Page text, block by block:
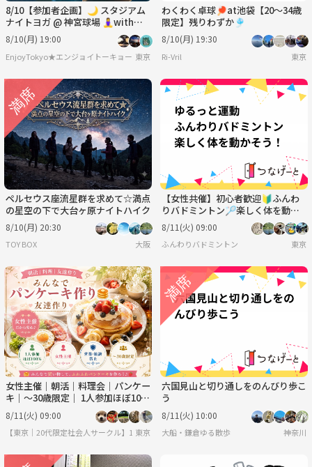
8/10【参加者企画】🌙 スタジアム
ナイトヨガ @ 神宮球場 🧘‍♀️with鈴
木一平
8/10(月) 19:00
EnjoyTokyo★エンジョイトーキョー 〜気持ちだけでも国際派〜
東京
わくわく卓球🏓at池袋【20〜34歳
限定】残りわずか🎐
8/10(月) 19:30
Ri-Vril 東京
ペルセウス座流星群を求めて☆満点
の星空の下で大台ヶ原ナイトハイク
8/10(月) 20:30
TOY BOX 大阪
【女性共催】初心者歓迎🔰ふんわ
りバドミントン🏸楽しく体を動か
そう！
8/11(火) 09:00
ふんわりバドミントン 東京
女性主催｜朝活｜料理会｜パンケー
キ｜〜30歳限定｜ 1人参加ほぼ10
0% ｜友達作り
8/11(火) 09:00
【東京｜20代限定社会人サークル】1人参加ほぼ100％｜少人数ゆる交流会
東京
六国見山と切り通しをのんびり歩こ
う
8/11(火) 10:00
大船・鎌倉ゆる散歩 神奈川